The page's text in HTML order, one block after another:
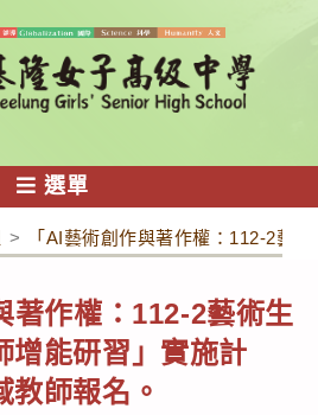
選單
> 「AI藝術創作與著作權：112-2藝
著作權：112-2藝術生
增能研習」實施計
教師報名。